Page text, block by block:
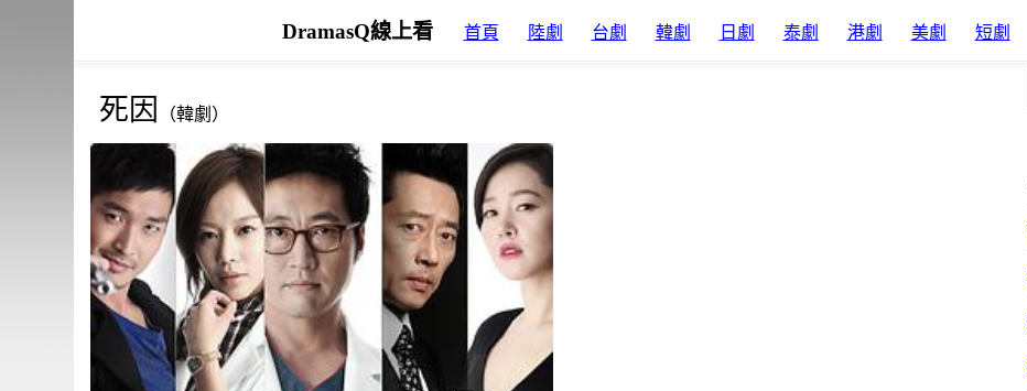
DramasQ線上看 首頁 陸劇 台劇 韓劇 日劇 泰劇 港劇 美劇 短劇
死因 （韓劇）